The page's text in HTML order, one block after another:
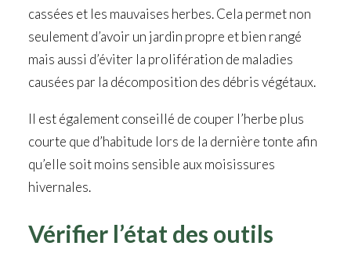
cassées et les mauvaises herbes. Cela permet non
seulement d’avoir un jardin propre et bien rangé
mais aussi d’éviter la prolifération de maladies
causées par la décomposition des débris végétaux.
Il est également conseillé de couper l’herbe plus
courte que d’habitude lors de la dernière tonte afin
qu’elle soit moins sensible aux moisissures
hivernales.
Vérifier l’état des outils